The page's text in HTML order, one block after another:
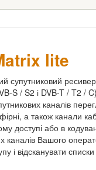
lite
супутниковий ресивер
S / S2 і DVB-T / T2 /
каналів
а також канали
доступі або в
каналів Вашого
і відсканувати